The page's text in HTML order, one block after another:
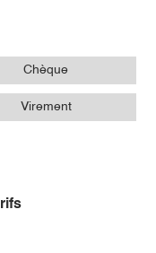
Chèque
Virement